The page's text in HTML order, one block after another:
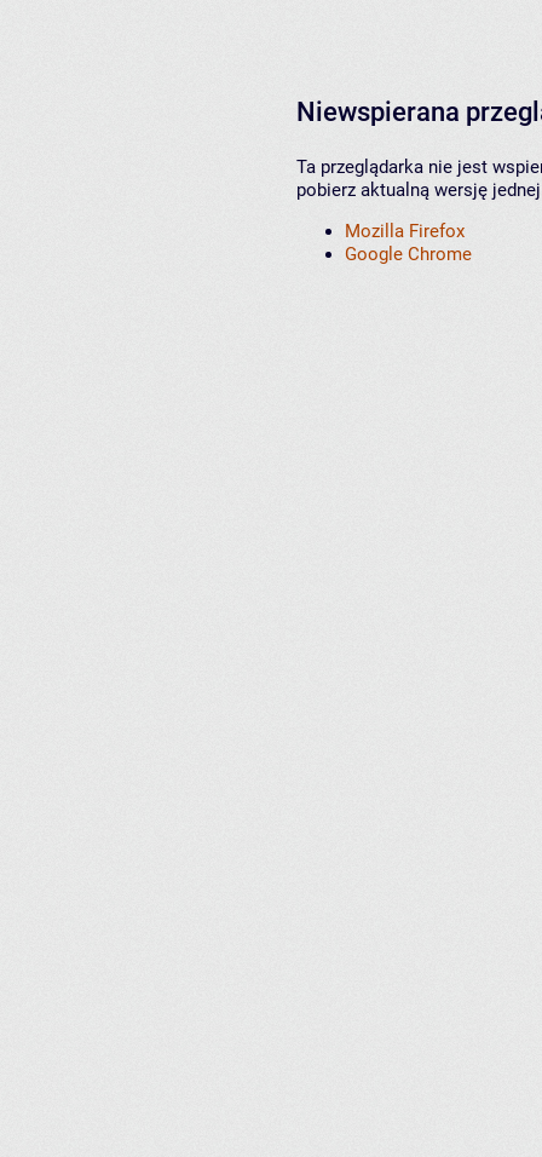
Niewspierana
Ta przeglądarka nie jest
pobierz aktualną wersję
Mozilla Firefox
Google Chrome